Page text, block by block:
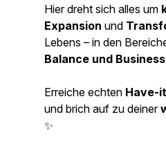
Hier dreht sich alles um
Expansion und
Lebens – in den
Balance und Business
Erreiche echten Have-
und brich auf zu deiner
✨